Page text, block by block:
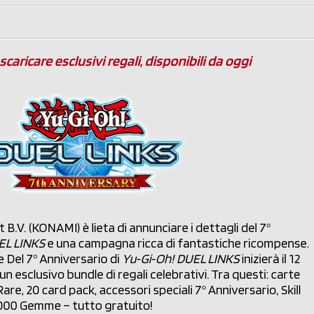
esclusivi regali, disponibili da oggi
(KONAMI) è lieta di annunciare i dettagli del 7°
LINKSe una campagna ricca di fantastiche ricompense.
Del 7° Anniversario di Yu‑Gi‑Oh! DUEL LINKSinizierà il 12
esclusivo bundle di regali celebrativi. Tra questi: carte
20 card pack, accessori speciali 7° Anniversario, Skill
Gemme – tutto gratuito!